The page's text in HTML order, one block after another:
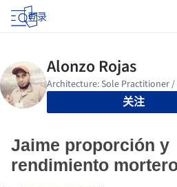
登录
关注
Jaime proporción y
rendimiento